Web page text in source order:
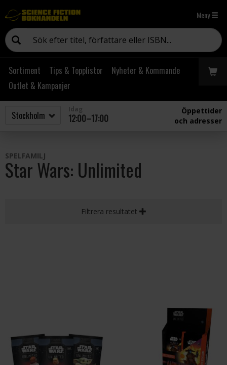
Meny
Sortiment Tips & Topplistor
Nyheter & Kommande
Outlet & Kampanjer
12:00–17:00
Öppettider
och adresser
SPELFAMILJ
Star Wars: Unlimited
Filtrera resultatet